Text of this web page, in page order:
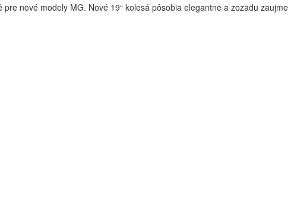
nové modely MG. Nové 19“ kolesá pôsobia elegantne a zozadu zaujme